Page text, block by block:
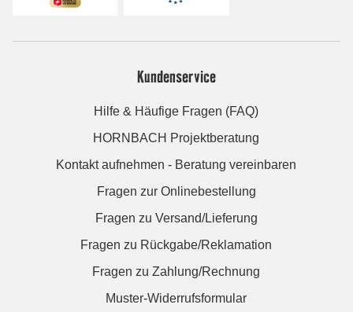
Kundenservice
Hilfe & Häufige Fragen (FAQ)
HORNBACH Projektberatung
Kontakt aufnehmen - Beratung vereinbaren
Fragen zur Onlinebestellung
Fragen zu Versand/Lieferung
Fragen zu Rückgabe/Reklamation
Fragen zu Zahlung/Rechnung
Muster-Widerrufsformular